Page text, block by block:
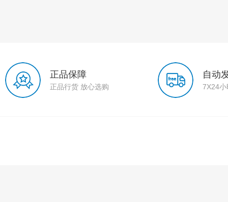
正品保障
正品行货 放心选购
自动
7X24